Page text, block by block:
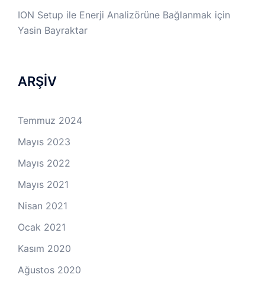
ION Setup ile Enerji Analizörüne Bağlanmak için
Yasin Bayraktar
ARŞİV
Temmuz 2024
Mayıs 2023
Mayıs 2022
Mayıs 2021
Nisan 2021
Ocak 2021
Kasım 2020
Ağustos 2020